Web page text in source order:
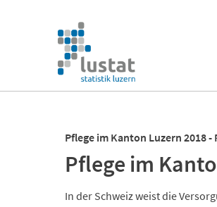
überspringen
Navigation
überspringen
Pflege im Kanton Luzern 2018
Pflege im
In der Schweiz weist die